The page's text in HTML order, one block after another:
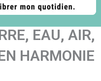
EAU, AIR,
HARMONIE